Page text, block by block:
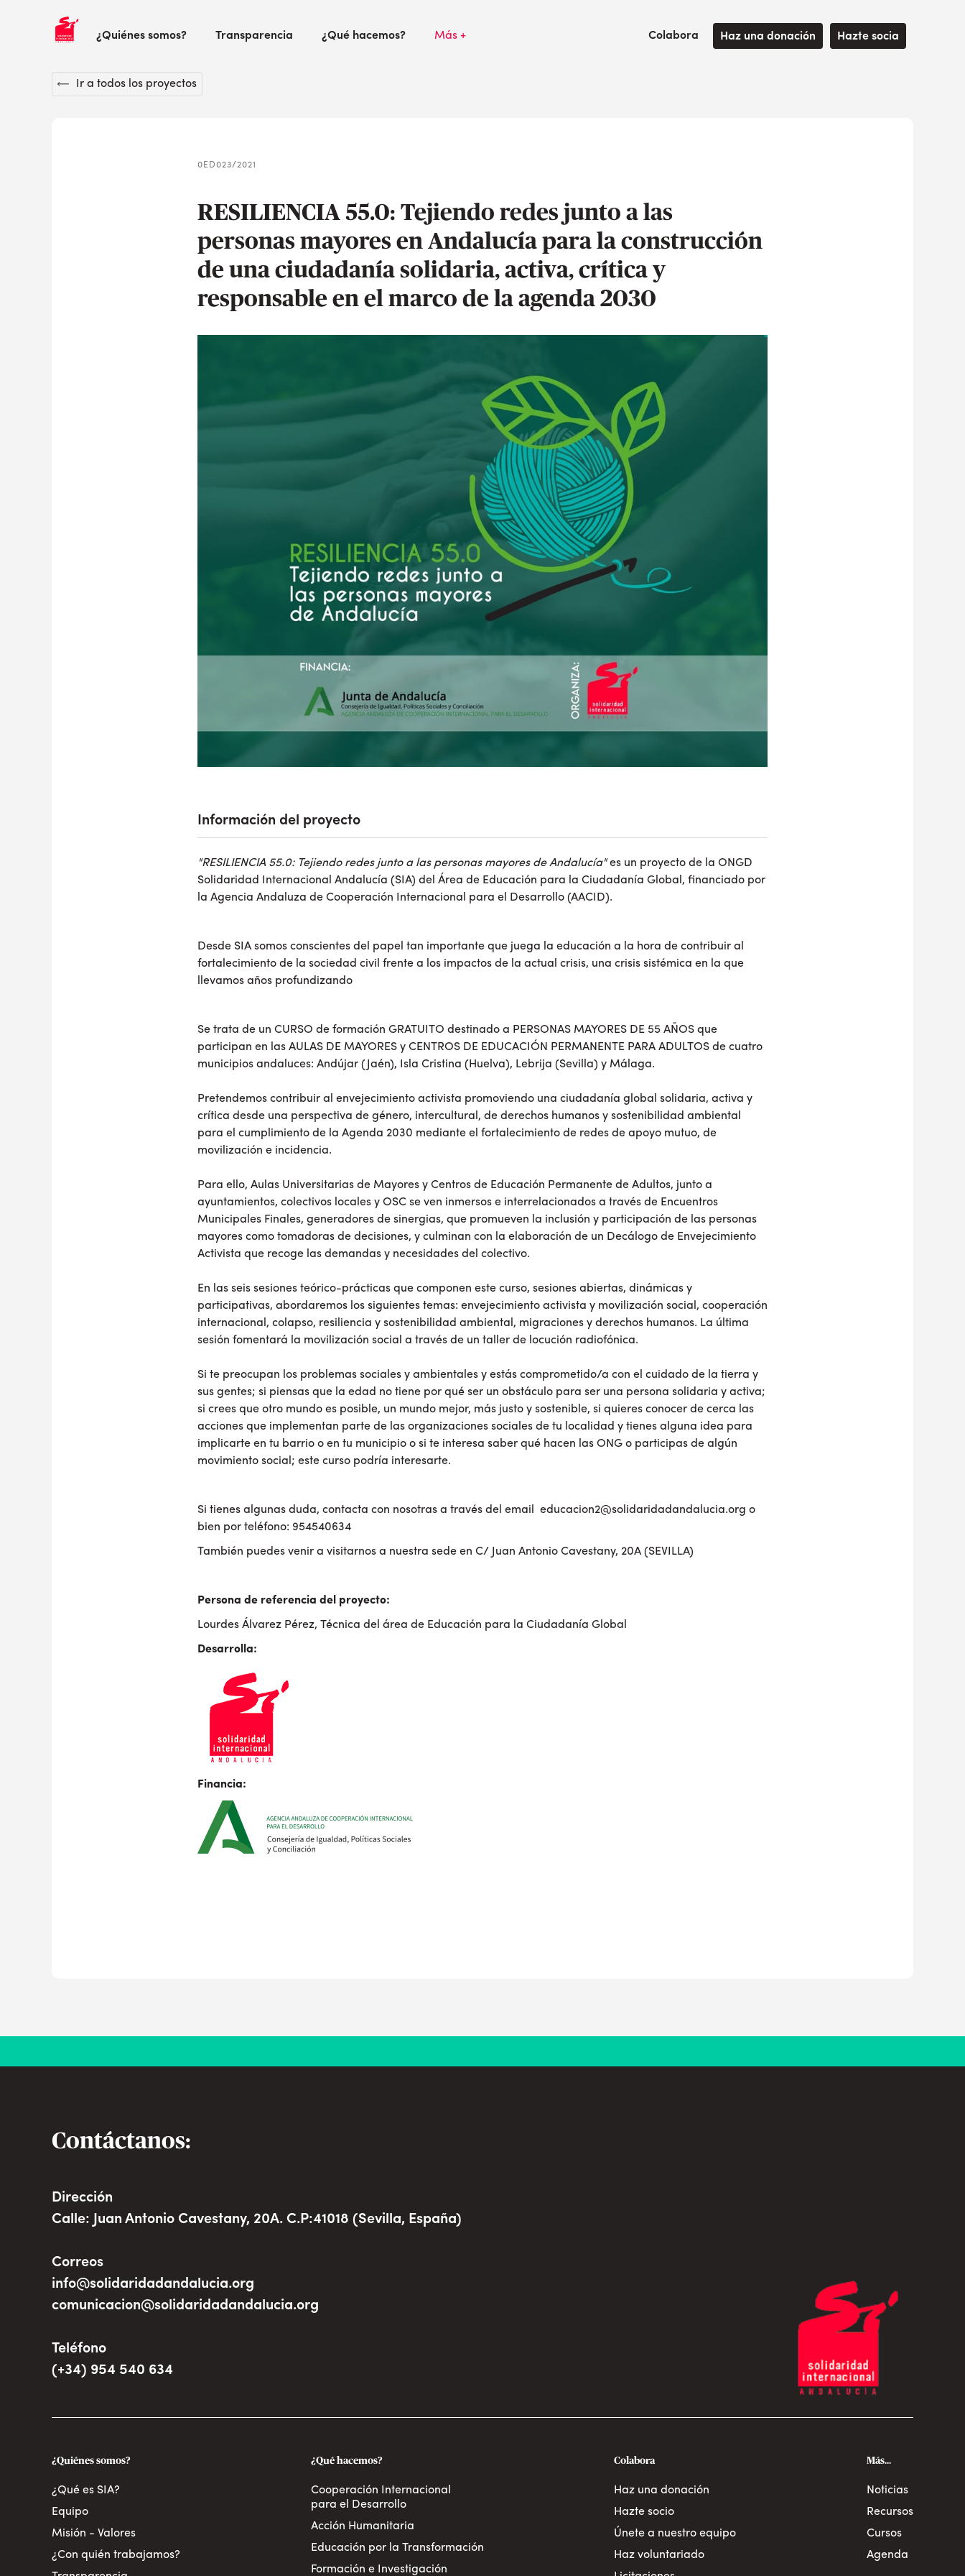
¿Quiénes somos? Transparencia ¿Qué hacemos? Más + Colabora Haz una donación Hazte socia
Ir a todos los proyectos
0ED023/2021
RESILIENCIA 55.0: Tejiendo redes junto a las
personas mayores en Andalucía para la construcción
de una ciudadanía solidaria, activa, crítica y
responsable en el marco de la agenda 2030
Información del proyecto
"RESILIENCIA 55.0: Tejiendo redes junto a las personas mayores de Andalucía"es un proyecto de la ONGD
Solidaridad Internacional Andalucía (SIA) del Área de Educación para la Ciudadanía Global, financiado por
la Agencia Andaluza de Cooperación Internacional para el Desarrollo (AACID).
Desde SIA somos conscientes del papel tan importante que juega la educación a la hora de contribuir al
fortalecimiento de la sociedad civil frente a los impactos de la actual crisis, una crisis sistémica en la que
llevamos años profundizando
Se trata de un CURSO de formación GRATUITO destinado a PERSONAS MAYORES DE 55 AÑOS que
participan en las AULAS DE MAYORES y CENTROS DE EDUCACIÓN PERMANENTE PARA ADULTOS de cuatro
municipios andaluces: Andújar (Jaén), Isla Cristina (Huelva), Lebrija (Sevilla) y Málaga.
Pretendemos contribuir al envejecimiento activista promoviendo una ciudadanía global solidaria, activa y
crítica desde una perspectiva de género, intercultural, de derechos humanos y sostenibilidad ambiental
para el cumplimiento de la Agenda 2030 mediante el fortalecimiento de redes de apoyo mutuo, de
movilización e incidencia.
Para ello, Aulas Universitarias de Mayores y Centros de Educación Permanente de Adultos, junto a
ayuntamientos, colectivos locales y OSC se ven inmersos e interrelacionados a través de Encuentros
Municipales Finales, generadores de sinergias, que promueven la inclusión y participación de las personas
mayores como tomadoras de decisiones, y culminan con la elaboración de un Decálogo de Envejecimiento
Activista que recoge las demandas y necesidades del colectivo.
En las seis sesiones teórico-prácticas que componen este curso, sesiones abiertas, dinámicas y
participativas, abordaremos los siguientes temas: envejecimiento activista y movilización social, cooperación
internacional, colapso, resiliencia y sostenibilidad ambiental, migraciones y derechos humanos. La última
sesión fomentará la movilización social a través de un taller de locución radiofónica.
Si te preocupan los problemas sociales y ambientales y estás comprometido/a con el cuidado de la tierra y
sus gentes; si piensas que la edad no tiene por qué ser un obstáculo para ser una persona solidaria y activa;
si crees que otro mundo es posible, un mundo mejor, más justo y sostenible, si quieres conocer de cerca las
acciones que implementan parte de las organizaciones sociales de tu localidad y tienes alguna idea para
implicarte en tu barrio o en tu municipio o si te interesa saber qué hacen las ONG o participas de algún
movimiento social; este curso podría interesarte.
Si tienes algunas duda, contacta con nosotras a través del email educacion2@solidaridadandalucia.org o
bien por teléfono: 954540634
También puedes venir a visitarnos a nuestra sede en C/ Juan Antonio Cavestany, 20A (SEVILLA)
Persona de referencia del proyecto:
Lourdes Álvarez Pérez, Técnica del área de Educación para la Ciudadanía Global
Desarrolla:
Financia:
Contáctanos:
Dirección
Calle: Juan Antonio Cavestany, 20A. C.P:41018 (Sevilla, España)
Correos
info@solidaridadandalucia.org
comunicacion@solidaridadandalucia.org
Teléfono
(+34) 954 540 634
¿Quiénes somos?
¿Qué es SIA?
Equipo
Misión - Valores
¿Con quién trabajamos?
¿Qué hacemos?
Cooperación Internacional
para el Desarrollo
Acción Humanitaria
Educación por la Transformación
Formación e Investigación
Colabora
Haz una donación
Hazte socio
Únete a nuestro equipo
Haz voluntariado
Más...
Noticias
Recursos
Cursos
Agenda